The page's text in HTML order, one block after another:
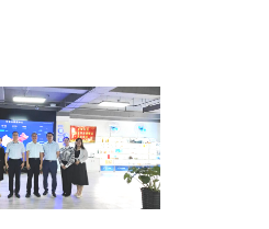
，菲涅尔透镜的应用可谓
尔透镜的独特结构使其在视